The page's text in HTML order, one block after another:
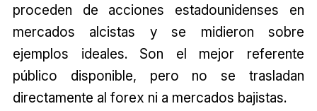
proceden de acciones estadounidenses en
mercados alcistas y se midieron sobre
ejemplos ideales. Son el mejor referente
público disponible, pero no se trasladan
directamente al forex ni a mercados bajistas.